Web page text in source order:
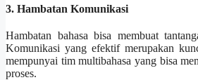
3. Hambatan Komunikasi
Hambatan bahasa bisa membuat
Komunikasi yang efektif merupakan
mempunyai tim multibahasa yang bisa
proses.